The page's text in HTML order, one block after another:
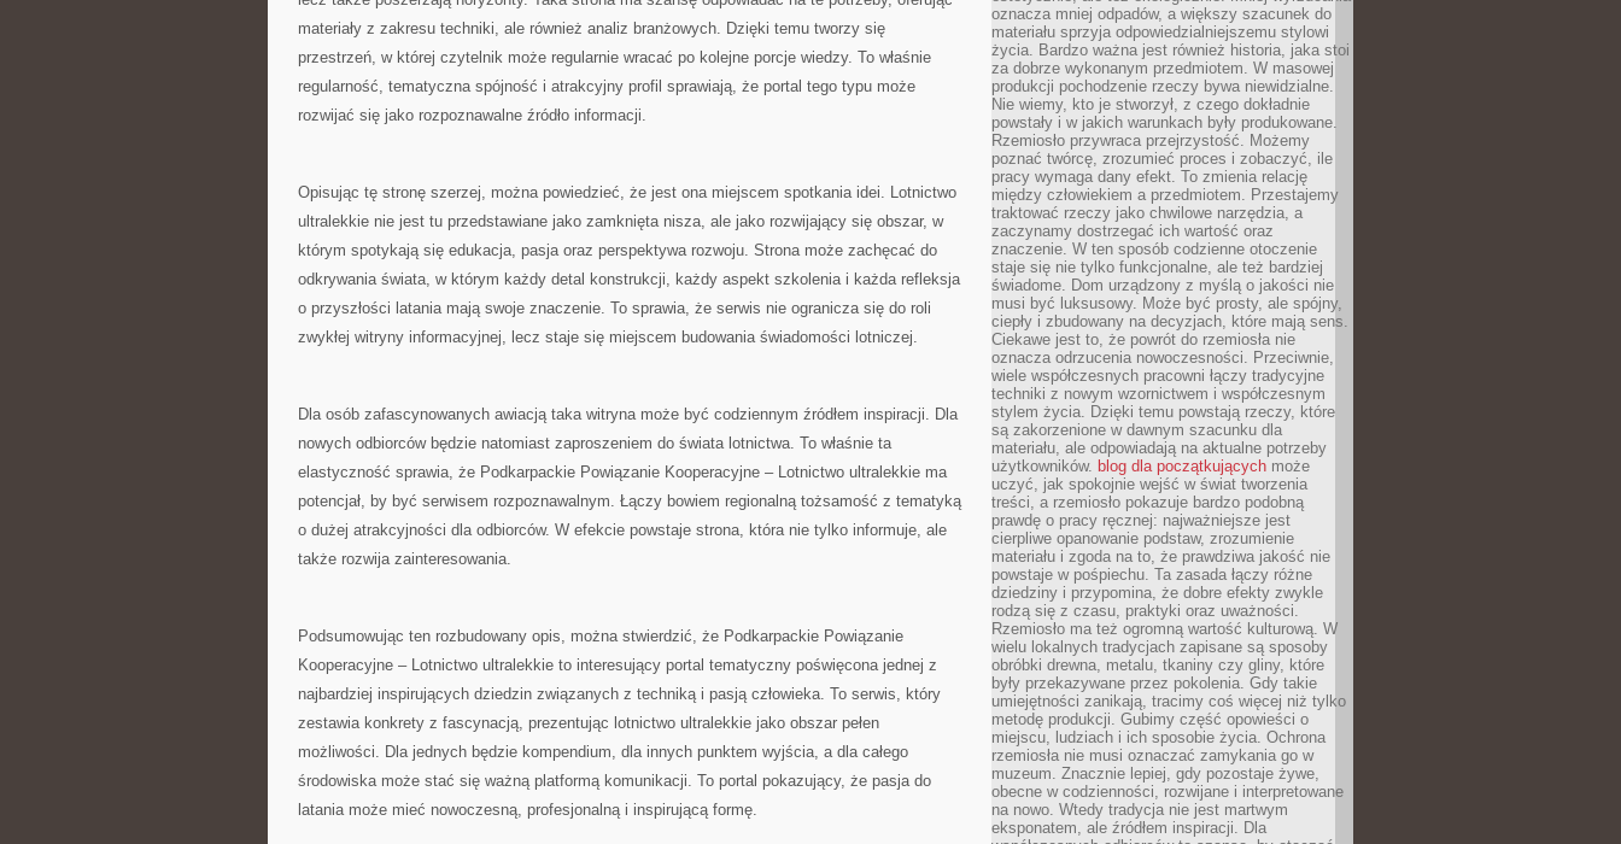
materiały z zakresu techniki, ale również analiz branżowych. Dzięki temu tworzy się
przestrzeń, w której czytelnik może regularnie wracać po kolejne porcje wiedzy. To właśnie
regularność, tematyczna spójność i atrakcyjny profil sprawiają, że portal tego typu może
rozwijać się jako rozpoznawalne źródło informacji.
Opisując tę stronę szerzej, można powiedzieć, że jest ona miejscem spotkania idei. Lotnictwo
ultralekkie nie jest tu przedstawiane jako zamknięta nisza, ale jako rozwijający się obszar, w
którym spotykają się edukacja, pasja oraz perspektywa rozwoju. Strona może zachęcać do
odkrywania świata, w którym każdy detal konstrukcji, każdy aspekt szkolenia i każda refleksja
o przyszłości latania mają swoje znaczenie. To sprawia, że serwis nie ogranicza się do roli
zwykłej witryny informacyjnej, lecz staje się miejscem budowania świadomości lotniczej.
Dla osób zafascynowanych awiacją taka witryna może być codziennym źródłem inspiracji. Dla
nowych odbiorców będzie natomiast zaproszeniem do świata lotnictwa. To właśnie ta
elastyczność sprawia, że Podkarpackie Powiązanie Kooperacyjne – Lotnictwo ultralekkie ma
potencjał, by być serwisem rozpoznawalnym. Łączy bowiem regionalną tożsamość z tematyką
o dużej atrakcyjności dla odbiorców. W efekcie powstaje strona, która nie tylko informuje, ale
także rozwija zainteresowania.
Podsumowując ten rozbudowany opis, można stwierdzić, że Podkarpackie Powiązanie
Kooperacyjne – Lotnictwo ultralekkie to interesujący portal tematyczny poświęcona jednej z
najbardziej inspirujących dziedzin związanych z techniką i pasją człowieka. To serwis, który
zestawia konkrety z fascynacją, prezentując lotnictwo ultralekkie jako obszar pełen
możliwości. Dla jednych będzie kompendium, dla innych punktem wyjścia, a dla całego
środowiska może stać się ważną platformą komunikacji. To portal pokazujący, że pasja do
latania może mieć nowoczesną, profesjonalną i inspirującą formę.
oznacza mniej odpadów, a większy szacunek do
materiału sprzyja odpowiedzialniejszemu stylowi
życia. Bardzo ważna jest również historia, jaka stoi
za dobrze wykonanym przedmiotem. W masowej
produkcji pochodzenie rzeczy bywa niewidzialne.
Nie wiemy, kto je stworzył, z czego dokładnie
powstały i w jakich warunkach były produkowane.
Rzemiosło przywraca przejrzystość. Możemy
poznać twórcę, zrozumieć proces i zobaczyć, ile
pracy wymaga dany efekt. To zmienia relację
między człowiekiem a przedmiotem. Przestajemy
traktować rzeczy jako chwilowe narzędzia, a
zaczynamy dostrzegać ich wartość oraz
znaczenie. W ten sposób codzienne otoczenie
staje się nie tylko funkcjonalne, ale też bardziej
świadome. Dom urządzony z myślą o jakości nie
musi być luksusowy. Może być prosty, ale spójny,
ciepły i zbudowany na decyzjach, które mają sens.
Ciekawe jest to, że powrót do rzemiosła nie
oznacza odrzucenia nowoczesności. Przeciwnie,
wiele współczesnych pracowni łączy tradycyjne
techniki z nowym wzornictwem i współczesnym
stylem życia. Dzięki temu powstają rzeczy, które
są zakorzenione w dawnym szacunku dla
materiału, ale odpowiadają na aktualne potrzeby
użytkowników. blog dla początkujących może
uczyć, jak spokojnie wejść w świat tworzenia
treści, a rzemiosło pokazuje bardzo podobną
prawdę o pracy ręcznej: najważniejsze jest
cierpliwe opanowanie podstaw, zrozumienie
materiału i zgoda na to, że prawdziwa jakość nie
powstaje w pośpiechu. Ta zasada łączy różne
dziedziny i przypomina, że dobre efekty zwykle
rodzą się z czasu, praktyki oraz uważności.
Rzemiosło ma też ogromną wartość kulturową. W
wielu lokalnych tradycjach zapisane są sposoby
obróbki drewna, metalu, tkaniny czy gliny, które
były przekazywane przez pokolenia. Gdy takie
umiejętności zanikają, tracimy coś więcej niż tylko
metodę produkcji. Gubimy część opowieści o
miejscu, ludziach i ich sposobie życia. Ochrona
rzemiosła nie musi oznaczać zamykania go w
muzeum. Znacznie lepiej, gdy pozostaje żywe,
obecne w codzienności, rozwijane i interpretowane
na nowo. Wtedy tradycja nie jest martwym
eksponatem, ale źródłem inspiracji. Dla